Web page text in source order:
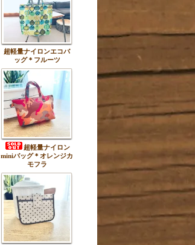
超軽量ナイロンエコバ
ッグ＊フルーツ
超軽量ナイロン
miniバッグ＊オレンジカ
モフラ